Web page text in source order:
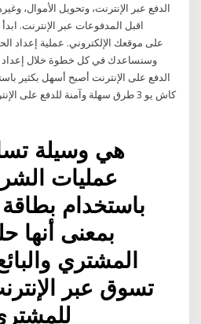
الدفع عبر الإنترنت، وتحويل الأموال،
اقبل المدفوعات عبر الإنترنت.
وسنساعدك في كل خطوة خلال إعداد
الدفع على الإنترنت أصبح أسهل بكثير
كاش يو 3 طرق سهلة وآمنة للدفع على
هي وسيلة
عمليات
باستخدام بطاقة
بمعنى أنها
المشتري
تسوق عبر